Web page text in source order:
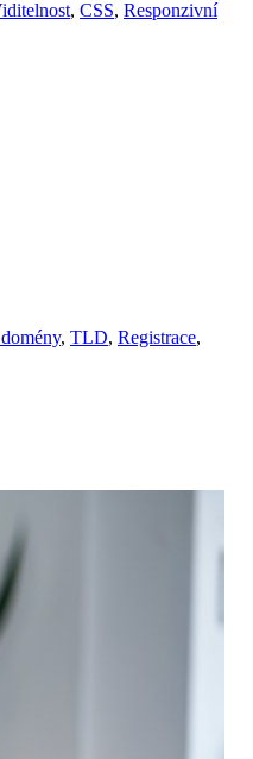
, CSS, Responzivní
, TLD, Registrace,